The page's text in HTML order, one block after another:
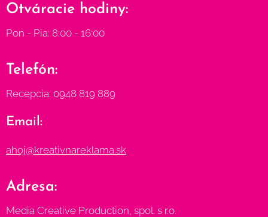
Otváracie hodiny:
Pon - Pia: 8:00 - 16:00
Telefón:
Recepcia: 0948 819 889
Email:
ahoj@kreativnareklama.sk
Adresa:
Media Creative Production, spol. s r.o.